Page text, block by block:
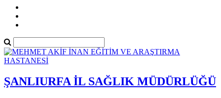
ŞANLIURFA İL SAĞLIK MÜDÜRLÜĞÜ